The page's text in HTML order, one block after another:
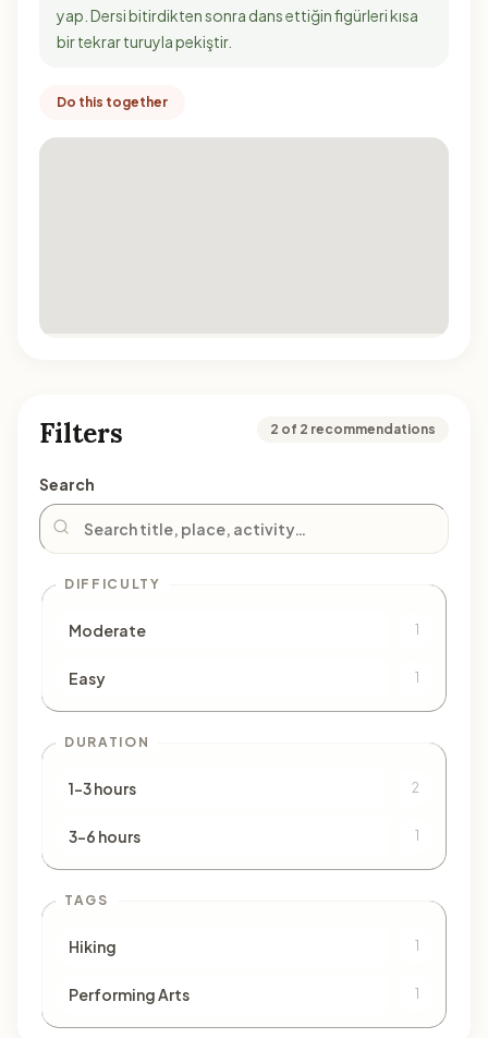
yap. Dersi bitirdikten sonra dans ettiğin figürleri kısa
bir tekrar turuyla pekiştir.
Do this together
Filters 2 of 2 recommendations
Search
DIFFICULTY
Moderate 1
Easy 1
DURATION
1–3 hours 2
3–6 hours 1
TAGS
Hiking 1
Performing Arts 1